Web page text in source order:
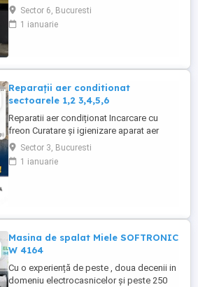
la sfârșitul lunii aprilie 2026. A foat utilizat
doar de câteva ori. -Stare estetică și
tehnică foarte bună, funcționează perfect.
profesional, ...
Sector 6, Bucuresti
1 ianuarie
Reparații aer conditionat
sectoarele 1,2 3,4,5,6
Reparatii aer condiționat Incarcare cu
freon Curatare și igienizare aparat aer
condiționat cu solutii profesionale Revizii
și mentenanță Demontare aparat aer
condiționat
Sector 3, Bucuresti
1 ianuarie
Masina de spalat Miele SOFTRONIC
W 4164
Cu o experiență de peste , doua decenii in
domeniu electrocasnicelor și peste 250